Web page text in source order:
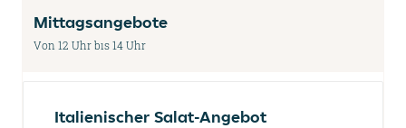
Mittagsangebote
Von 12 Uhr bıs 14 Uhr
Italienischer Salat-Angebot